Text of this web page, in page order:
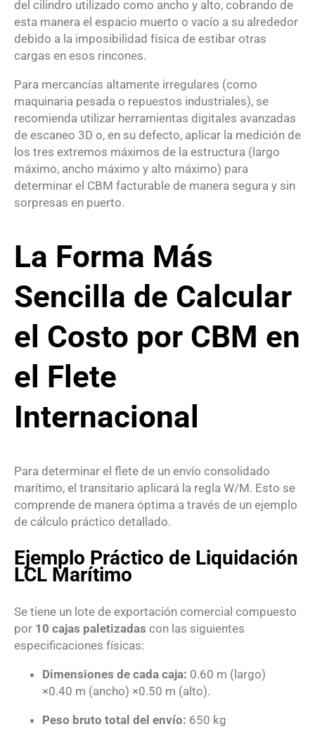
del cilindro utilizado como ancho y alto, cobrando de
esta manera el espacio muerto o vacío a su alrededor
debido a la imposibilidad física de estibar otras
cargas en esos rincones.
Para mercancías altamente irregulares (como
maquinaria pesada o repuestos industriales), se
recomienda utilizar herramientas digitales avanzadas
de escaneo 3D o, en su defecto, aplicar la medición de
los tres extremos máximos de la estructura (largo
máximo, ancho máximo y alto máximo) para
determinar el CBM facturable de manera segura y sin
sorpresas en puerto.
La Forma Más
Sencilla de Calcular
el Costo por CBM en
el Flete
Internacional
Para determinar el flete de un envío consolidado
marítimo, el transitario aplicará la regla W/M. Esto se
comprende de manera óptima a través de un ejemplo
de cálculo práctico detallado.
Ejemplo Práctico de Liquidación
LCL Marítimo
Se tiene un lote de exportación comercial compuesto
por 10 cajas paletizadas con las siguientes
especificaciones físicas:
Dimensiones de cada caja: 0.60 m (largo)
×0.40 m (ancho) ×0.50 m (alto).
Peso bruto total del envío: 650 kg